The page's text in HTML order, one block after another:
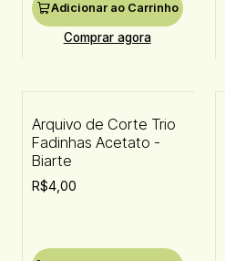
Adicionar ao Carrinho
Comprar agora
Arquivo de Corte Trio
Fadinhas Acetato -
Biarte
R$4,00